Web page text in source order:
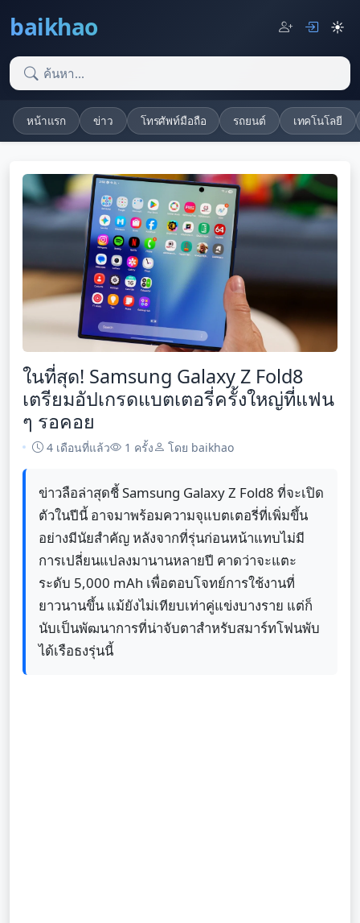
baikhao ☀️
หน้าแรก ข่าว โทรศัพท์มือถือ รถยนต์ เทคโนโลยี
ในที่สุด! Samsung Galaxy Z Fold8
เตรียมอัปเกรดแบตเตอรี่ครั้งใหญ่ที่แฟน
ๆ รอคอย
4 เดือนที่แล้ว 1 ครั้ง โดย baikhao
ข่าวลือล่าสุดชี้ Samsung Galaxy Z Fold8 ที่จะเปิด
ตัวในปีนี้ อาจมาพร้อมความจุแบตเตอรี่ที่เพิ่มขึ้น
อย่างมีนัยสำคัญ หลังจากที่รุ่นก่อนหน้าแทบไม่มี
การเปลี่ยนแปลงมานานหลายปี คาดว่าจะแตะ
ระดับ 5,000 mAh เพื่อตอบโจทย์การใช้งานที่
ยาวนานขึ้น แม้ยังไม่เทียบเท่าคู่แข่งบางราย แต่ก็
นับเป็นพัฒนาการที่น่าจับตาสำหรับสมาร์ทโฟนพับ
ได้เรือธงรุ่นนี้